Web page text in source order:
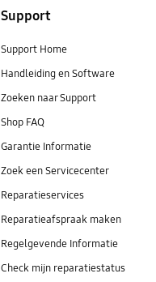
Support
Support Home
Handleiding en Software
Zoeken naar Support
Shop FAQ
Garantie Informatie
Zoek een Servicecenter
Reparatieservices
Reparatieafspraak maken
Regelgevende Informatie
Check mijn reparatiestatus